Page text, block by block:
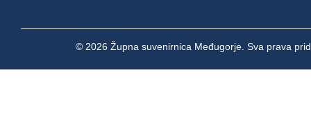
© 2026 Župna suvenirnica Međugorje. Sva prava